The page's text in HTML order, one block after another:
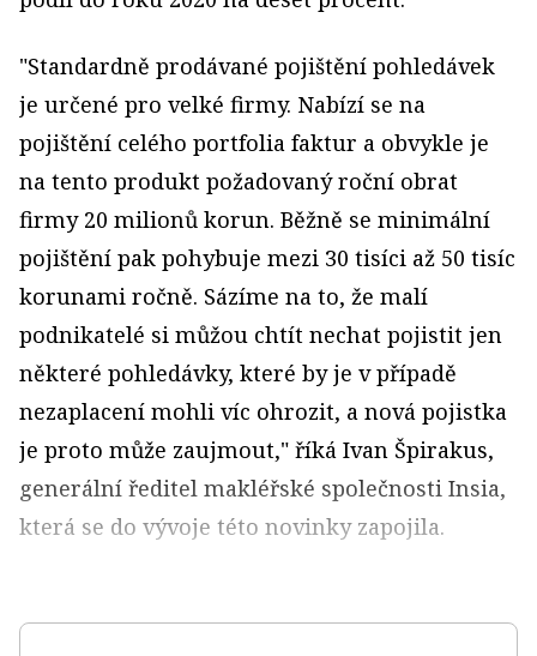
"Standardně prodávané pojištění pohledávek
je určené pro velké firmy. Nabízí se na
pojištění celého portfolia faktur a obvykle je
na tento produkt požadovaný roční obrat
firmy 20 milionů korun. Běžně se minimální
pojištění pak pohybuje mezi 30 tisíci až 50 tisíc
korunami ročně. Sázíme na to, že malí
podnikatelé si můžou chtít nechat pojistit jen
některé pohledávky, které by je v případě
nezaplacení mohli víc ohrozit, a nová pojistka
je proto může zaujmout," říká Ivan Špirakus,
generální ředitel makléřské společnosti Insia,
která se do vývoje této novinky zapojila.